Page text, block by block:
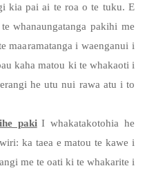
kia pai ai te roa o te tuku. E
whanaungatanga pakihi me
maaramatanga i waenganui i
kaha matou ki te whakaoti i
he utu nui rawa atu i to
paki I whakatakotohia he
ka taea e matou te kawe i
me te oati ki te whakarite i